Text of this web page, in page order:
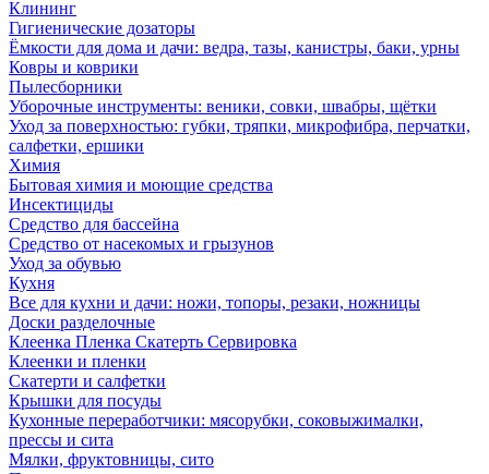
Клининг
Гигиенические дозаторы
Ёмкости для дома и дачи: ведра, тазы, канистры, баки, урны
Ковры и коврики
Пылесборники
Уборочные инструменты: веники, совки, швабры, щётки
Уход за поверхностью: губки, тряпки, микрофибра, перчатки,
салфетки, ершики
Химия
Бытовая химия и моющие средства
Инсектициды
Средство для бассейна
Средство от насекомых и грызунов
Уход за обувью
Кухня
Все для кухни и дачи: ножи, топоры, резаки, ножницы
Доски разделочные
Клеенка Пленка Скатерть Сервировка
Клеенки и пленки
Скатерти и салфетки
Крышки для посуды
Кухонные переработчики: мясорубки, соковыжималки,
прессы и сита
Мялки, фруктовницы, сито